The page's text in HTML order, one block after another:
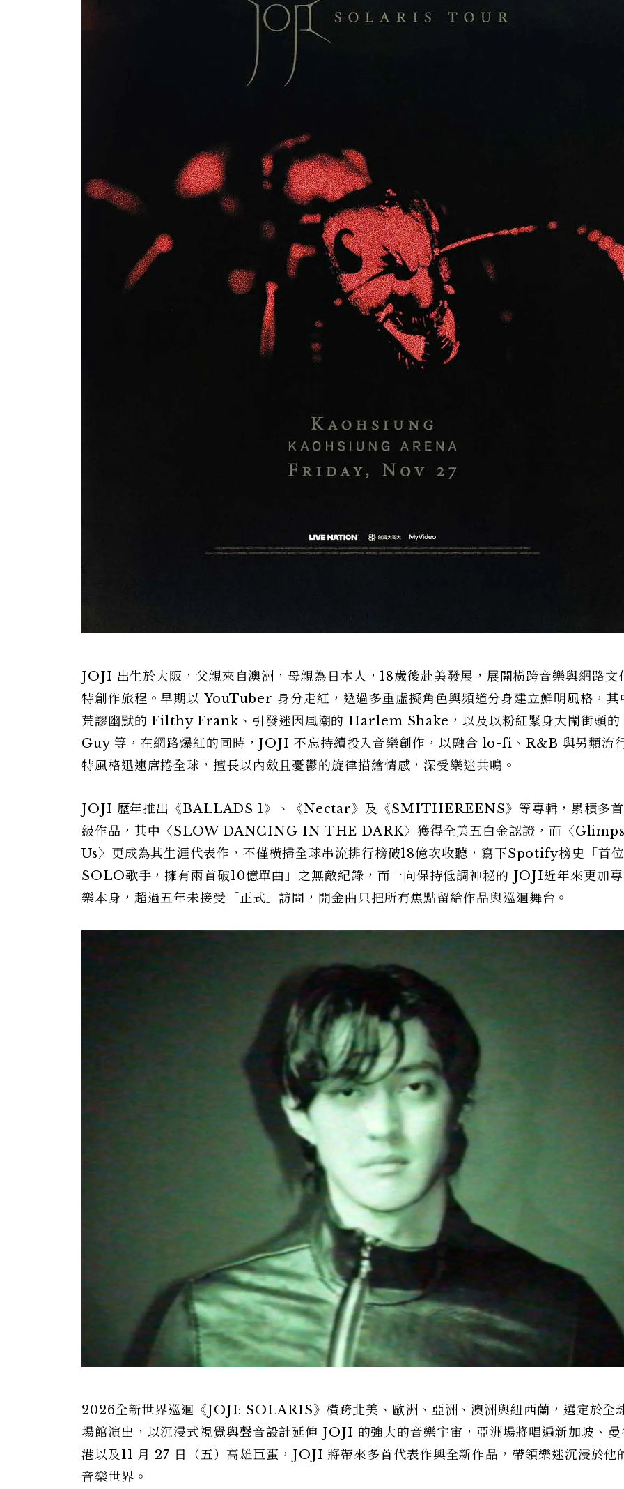
JOJI 出生於大阪，父親來自澳洲，母親為日本人，18歲後赴美發展，展開橫跨音樂與網路文
特創作旅程。早期以 YouTuber 身分走紅，透過多重虛擬角色與頻道分身建立鮮明風格，其
荒謬幽默的 Filthy Frank、引發迷因風潮的 Harlem Shake，以及以粉紅緊身大鬧街頭
Guy 等，在網路爆紅的同時，JOJI 不忘持續投入音樂創作，以融合 lo-fi、R&B 與另類流
特風格迅速席捲全球，擅長以內斂且憂鬱的旋律描繪情感，深受樂迷共鳴。
JOJI 歷年推出《BALLADS 1》、《Nectar》及《SMITHEREENS》等專輯，累積多
級作品，其中〈SLOW DANCING IN THE DARK〉獲得全美五白金認證，而〈
Us〉更成為其生涯代表作，不僅橫掃全球串流排行榜破18億次收聽，寫下Spotify榜史「首
SOLO歌手，擁有兩首破10億單曲」之無敵紀錄，而一向保持低調神秘的 JOJI近年來更加
樂本身，超過五年未接受「正式」訪問，開金曲只把所有焦點留給作品與巡迴舞台。
2026全新世界巡迴《JOJI: SOLARIS》橫跨北美、歐洲、亞洲、澳洲與紐西蘭，選定於全
場館演出，以沉浸式視覺與聲音設計延伸 JOJI 的強大的音樂宇宙，亞洲場將唱遍新加坡、曼
港以及11 月 27 日（五）高雄巨蛋，JOJI 將帶來多首代表作與全新作品，帶領樂迷沉浸於他
音樂世界。